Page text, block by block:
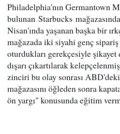
Philadelphia'nın Germantown
bulunan Starbucks
Nisan'ında yaşanan başka bir
mağazada iki siyahi genç
oturdukları gerekçesiyle
dışarı çıkartılarak
zinciri bu olay sonrası
mağazasını öğleden sonra
ön yargı" konusunda eğitim